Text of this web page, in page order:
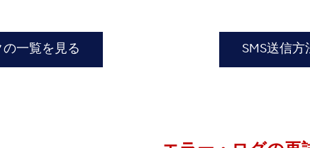
の一覧を見る SMS送信